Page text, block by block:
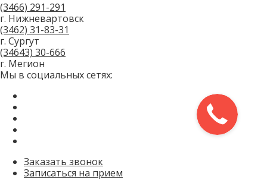
(3466) 291-291
г. Нижневартовск
(3462) 31-83-31
г. Сургут
(34643) 30-666
г. Мегион
Мы в социальных сетях:
Заказать звонок
Записаться на прием